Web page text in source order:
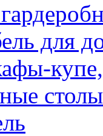
для
купе,
столы